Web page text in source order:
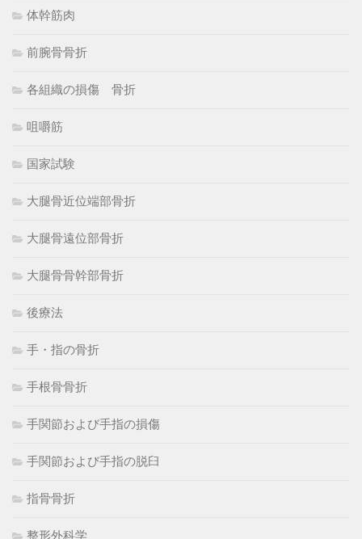
体幹筋肉
前腕骨骨折
各組織の損傷 骨折
咀嚼筋
国家試験
大腿骨近位端部骨折
大腿骨遠位部骨折
大腿骨骨幹部骨折
後療法
手・指の骨折
手根骨骨折
手関節および手指の損傷
手関節および手指の脱臼
指骨骨折